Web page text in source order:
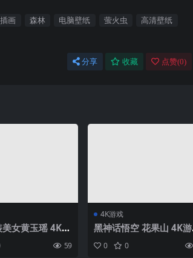
插画 森林 电脑壁纸 萤火虫
高清壁纸
分享 收藏 点赞(0)
女黄玉瑶 4K壁
59
4K游戏
黑神话悟空 花果山 4K游
戏壁纸
0 0